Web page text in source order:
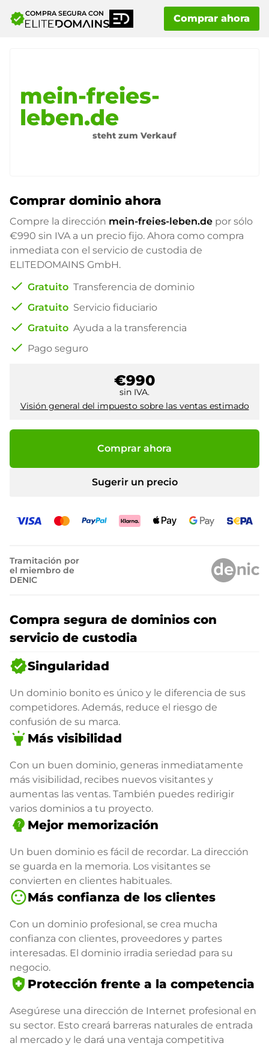
verifiedCOMPRA SEGURA CON Comprar ahora
mein-freies-
leben.de
steht zum Verkauf
Comprar dominio ahora
Compre la dirección mein-freies-leben.de por sólo
€990 sin IVA a un precio fijo. Ahora como compra
inmediata con el servicio de custodia de
ELITEDOMAINS GmbH.
check Gratuito Transferencia de dominio
check Gratuito Servicio fiduciario
check Gratuito Ayuda a la transferencia
check Pago seguro
€990
sin IVA.
Visión general del impuesto sobre las ventas estimado
Comprar ahora
Sugerir un precio
Tramitación por
el miembro de
DENIC
Compra segura de dominios con
servicio de custodia
verifiedSingularidad
Un dominio bonito es único y le diferencia de sus
competidores. Además, reduce el riesgo de
confusión de su marca.
highlight Más visibilidad
Con un buen dominio, generas inmediatamente
más visibilidad, recibes nuevos visitantes y
aumentas las ventas. También puedes redirigir
varios dominios a tu proyecto.
psychology_alt Mejor memorización
Un buen dominio es fácil de recordar. La dirección
se guarda en la memoria. Los visitantes se
convierten en clientes habituales.
sentiment_satisfiedMás confianza de los clientes
Con un dominio profesional, se crea mucha
confianza con clientes, proveedores y partes
interesadas. El dominio irradia seriedad para su
negocio.
health_and_safety Protección frente a la competencia
Asegúrese una dirección de Internet profesional en
su sector. Esto creará barreras naturales de entrada
al mercado y le dará una ventaja competitiva